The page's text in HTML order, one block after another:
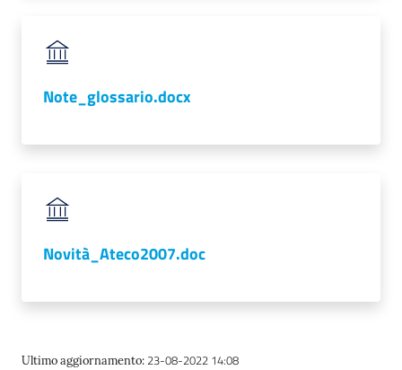
Note_glossario.docx
Novità_Ateco2007.doc
Ultimo aggiornamento: 23-08-2022 14:08